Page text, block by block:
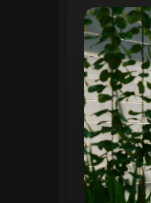
O módulo de
Regente
monitorar
localização,
de
manutenção
sejam
programada.
a avaliar